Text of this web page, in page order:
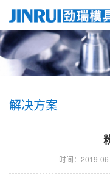
解决方案
时间：2019-